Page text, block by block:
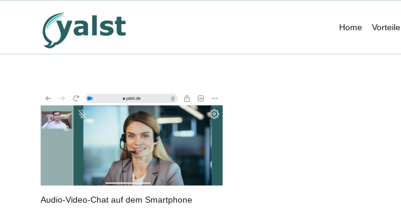
Home Vorteile
Audio-Video-Chat auf dem Smartphone